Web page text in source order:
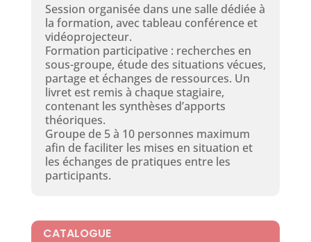
Session organisée dans une salle dédiée à
la formation, avec tableau conférence et
vidéoprojecteur.
Formation participative : recherches en
sous-groupe, étude des situations vécues,
partage et échanges de ressources. Un
livret est remis à chaque stagiaire,
contenant les synthèses d’apports
théoriques.
Groupe de 5 à 10 personnes maximum
afin de faciliter les mises en situation et
les échanges de pratiques entre les
participants.
CATALOGUE